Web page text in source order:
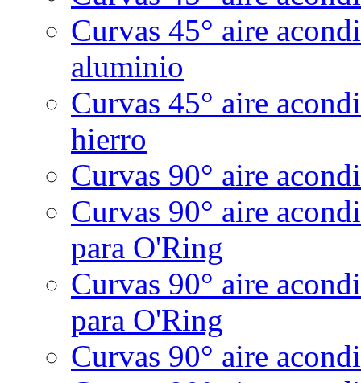
Curvas 45° aire
aluminio
Curvas 45° aire
hierro
Curvas 90° aire
Curvas 90° aire
para O'Ring
Curvas 90° aire
para O'Ring
Curvas 90° aire